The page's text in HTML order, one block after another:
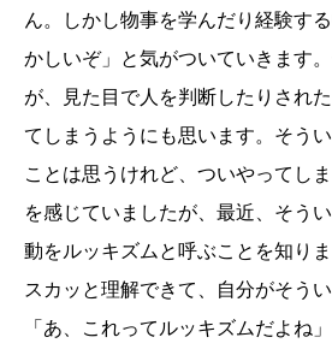
ん。しかし物事を学んだり経験す
かしいぞ」と気がついていきます
が、見た目で人を判断したりされ
てしまうようにも思います。そう
ことは思うけれど、ついやってし
を感じていましたが、最近、そう
動をルッキズムと呼ぶことを知り
スカッと理解できて、自分がそう
「あ、これってルッキズムだよね